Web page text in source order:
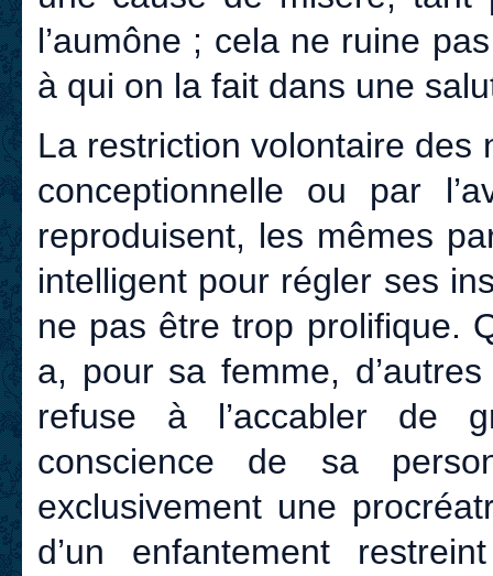
l’aumône ; cela ne ruine
à qui on la fait dans une
La restriction volontaire des
conceptionnelle ou par
reproduisent, les mêmes
intelligent pour régler ses
ne pas être trop prolifique.
a, pour sa femme,
refuse à l’accabler de
conscience de sa
exclusivement une
d’un enfantement